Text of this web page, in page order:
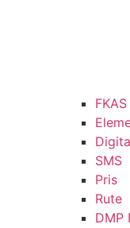
FKAS
SMS
Pris
Rute
DMP